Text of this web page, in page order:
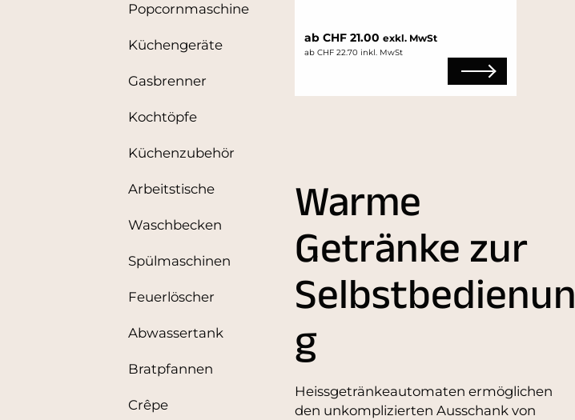
Popcornmaschine
Küchengeräte
Gasbrenner
Kochtöpfe
Küchenzubehör
Arbeitstische
Waschbecken
Spülmaschinen
Feuerlöscher
Abwassertank
Bratpfannen
Crêpe
ab CHF 21.00 exkl. MwSt
ab CHF 22.70 inkl. MwSt
Warme
Getränke zur
Selbstbedienun
g
Heissgetränkeautomaten ermöglichen
den unkomplizierten Ausschank von